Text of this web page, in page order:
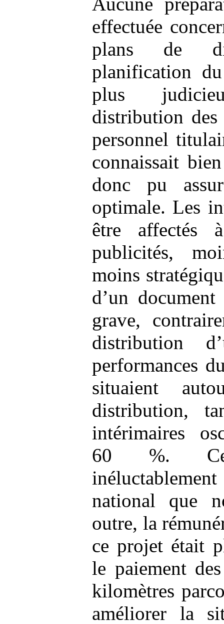
effectuée
plans de
planification
plus
distribution
personnel
connaissait
donc pu
optimale. Les
être affectés
publicités,
moins
d’un
grave,
distribution
performances
situaient
distribution,
intérimaires
60 %.
national que
outre, la
ce projet était
le paiement
kilomètres
améliorer la